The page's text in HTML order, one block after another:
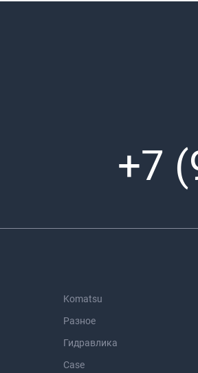
+7
Komatsu
Разное
Гидравлика
Case